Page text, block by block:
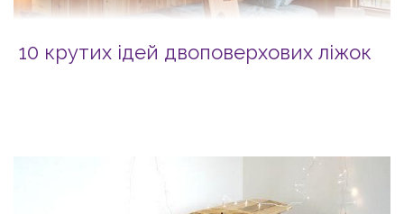
10 крутих ідей двоповерхових ліжок